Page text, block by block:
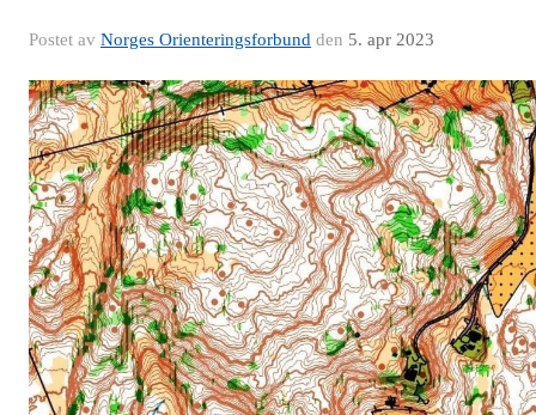
Postet av Norges Orienteringsforbund den 5. apr 2023